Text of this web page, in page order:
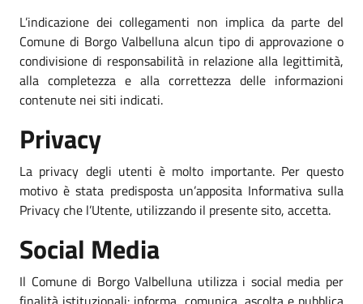
L’indicazione dei collegamenti non implica da parte del
Comune di Borgo Valbelluna alcun tipo di approvazione o
condivisione di responsabilità in relazione alla legittimità,
alla completezza e alla correttezza delle informazioni
contenute nei siti indicati.
Privacy
La privacy degli utenti è molto importante. Per questo
motivo è stata predisposta un’apposita Informativa sulla
Privacy che l’Utente, utilizzando il presente sito, accetta.
Social Media
Il Comune di Borgo Valbelluna utilizza i social media per